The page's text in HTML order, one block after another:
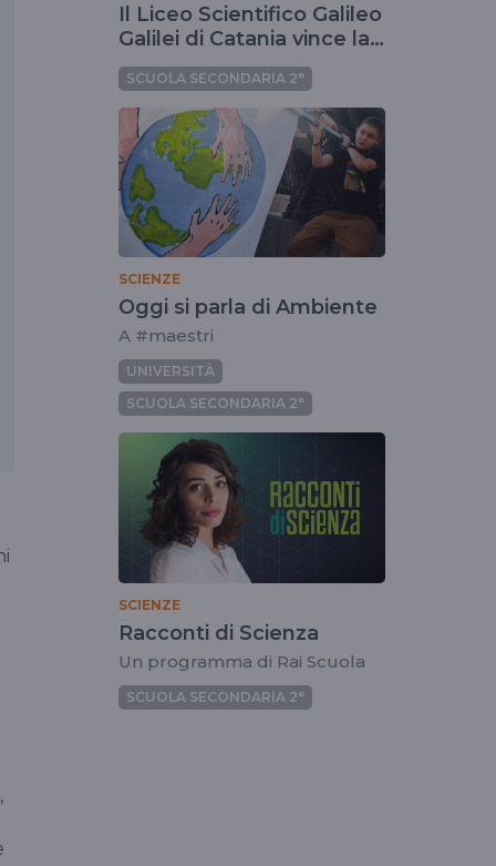
,
Il Liceo Scientifico Galileo
Galilei di Catania vince la
settima edizione del
Concorso nazionale Mad
for Science
SCUOLA SECONDARIA 2°
SCIENZE
Oggi si parla di Ambiente
A #maestri
UNIVERSITÀ
SCUOLA SECONDARIA 2°
SCIENZE
Racconti di Scienza
Un programma di Rai Scuola
SCUOLA SECONDARIA 2°